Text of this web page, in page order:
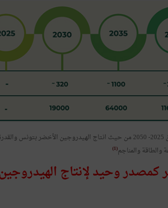
أهداف خارطة الطريق 2025- 2050 من حيث انتاج الهيدروجين
(1)
كمصدر وحيد لإنتاج